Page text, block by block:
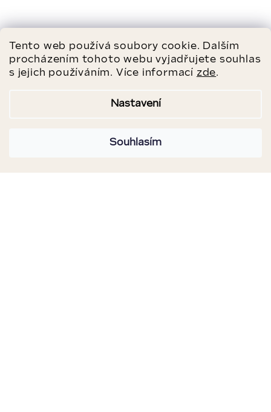
Tento web používá soubory cookie. Dalším
procházením tohoto webu vyjadřujete souhlas
s jejich používáním. Více informací zde.
Nastavení
Souhlasím